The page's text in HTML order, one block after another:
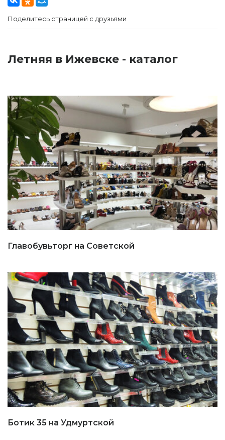
Поделитесь страницей с друзьями
Летняя в Ижевске - каталог
Главобувьторг на Советской
Ботик 35 на Удмуртской